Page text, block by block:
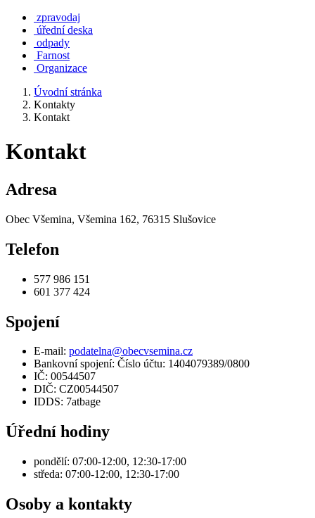
zpravodaj
úřední deska
odpady
Farnost
Organizace
Úvodní stránka
Kontakty
Kontakt
Kontakt
Adresa
Obec Všemina, Všemina 162, 76315 Slušovice
Telefon
577 986 151
601 377 424
Spojení
E-mail: podatelna@obecvsemina.cz
Bankovní spojení: Číslo účtu: 1404079389/0800
IČ: 00544507
DIČ: CZ00544507
IDDS: 7atbage
Úřední hodiny
pondělí: 07:00-12:00, 12:30-17:00
středa: 07:00-12:00, 12:30-17:00
Osoby a kontakty